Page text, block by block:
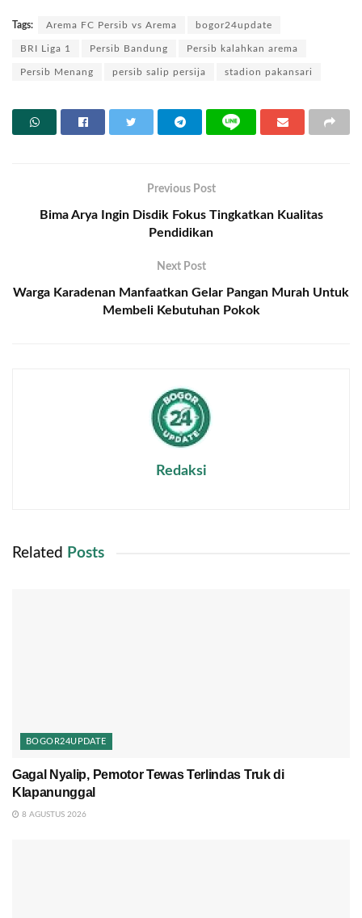
Tags: Arema FC Persib vs Arema bogor24update
BRI Liga 1 Persib Bandung Persib kalahkan arema
Persib Menang persib salip persija stadion pakansari
Previous Post
Bima Arya Ingin Disdik Fokus Tingkatkan Kualitas
Pendidikan
Next Post
Warga Karadenan Manfaatkan Gelar Pangan Murah Untuk
Membeli Kebutuhan Pokok
Redaksi
Related Posts
BOGOR24UPDATE
Gagal Nyalip, Pemotor Tewas Terlindas Truk di
Klapanunggal
8 AGUSTUS 2026